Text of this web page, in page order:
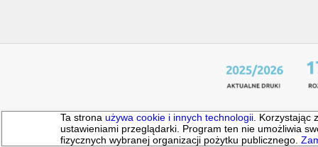
Ta strona używa cookie i innych technologii .
ustawieniami przeglądarki. Program ten nie umożliwia
fizycznych wybranej organizacji pożytku publicznego.